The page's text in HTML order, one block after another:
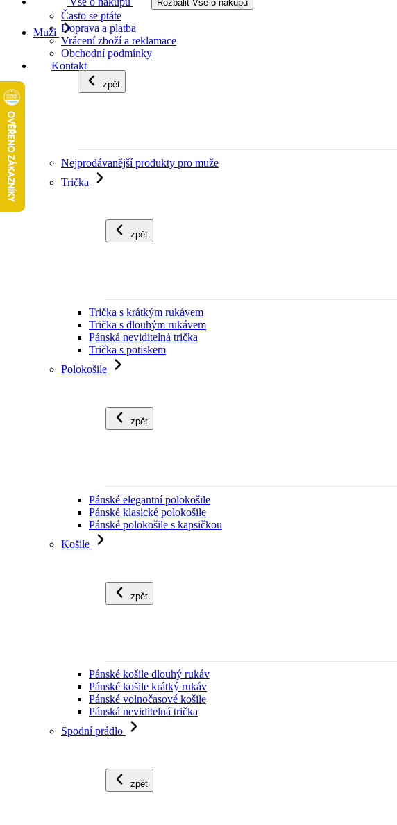
Rozbalit Vše o nákupu
Často se ptáte
Doprava a platba
Vrácení zboží a reklamace
Obchodní podmínky
Kontakt
Muži
zpět
Nejprodávanější produkty pro muže
Trička
zpět
Trička s krátkým rukávem
Trička s dlouhým rukávem
Pánská neviditelná trička
Trička s potiskem
Polokošile
zpět
Pánské elegantní polokošile
Pánské klasické polokošile
Pánské polokošile s kapsičkou
Košile
zpět
Pánské košile dlouhý rukáv
Pánské košile krátký rukáv
Pánské volnočasové košile
Pánská neviditelná trička
Spodní prádlo
zpět